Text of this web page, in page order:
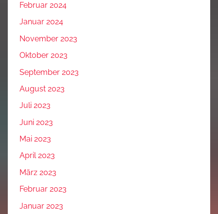
Februar 2024
Januar 2024
November 2023
Oktober 2023
September 2023
August 2023
Juli 2023
Juni 2023
Mai 2023
April 2023
März 2023
Februar 2023
Januar 2023